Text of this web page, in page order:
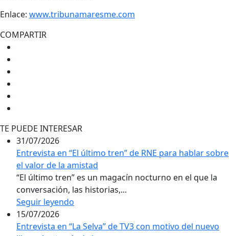
Enlace: www.tribunamaresme.com
COMPARTIR
TE PUEDE INTERESAR
31/07/2026
Entrevista en “El último tren” de RNE para hablar sobre
el valor de la amistad
“El último tren” es un magacín nocturno en el que la
conversación, las historias,...
Seguir leyendo
15/07/2026
Entrevista en “La Selva” de TV3 con motivo del nuevo